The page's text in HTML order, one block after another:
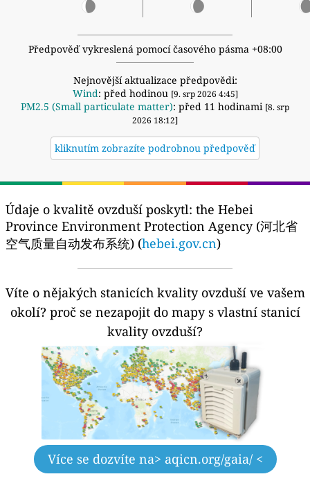
Předpověď vykreslená pomocí časového pásma +08:00
Nejnovější aktualizace předpovědi:
Wind: před hodinou [9. srp 2026 4:45]
PM2.5 (Small particulate matter): před 11 hodinami [8. srp
2026 18:12]
kliknutím zobrazíte podrobnou předpověď
Údaje o kvalitě ovzduší poskytl: the Hebei
Province Environment Protection Agency (河北省
空气质量自动发布系统) (hebei.gov.cn)
Víte o nějakých stanicích kvality ovzduší ve vašem
okolí? proč se nezapojit do mapy s vlastní stanicí
kvality ovzduší?
Více se dozvíte na> aqicn.org/gaia/ <